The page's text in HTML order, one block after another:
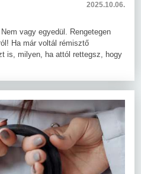
2025.10.06.
vagy egyedül. Rengetegen
Ha már voltál rémisztő
is, milyen, ha attól rettegsz, hogy